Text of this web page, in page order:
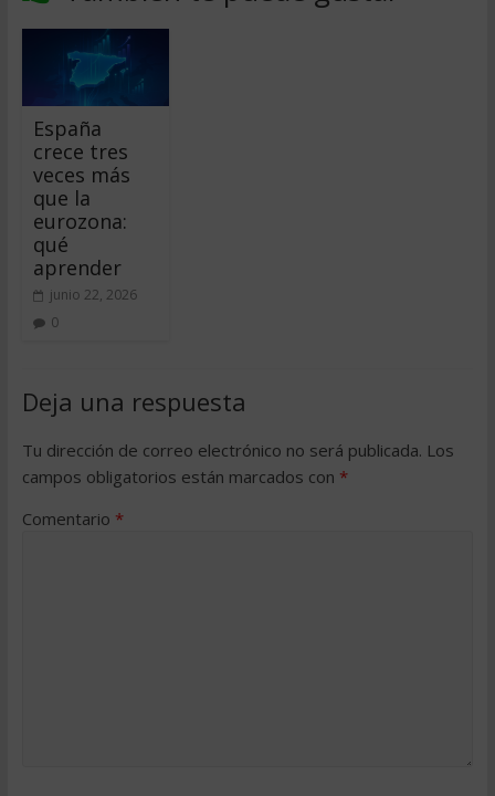
España
crece tres
veces más
que la
eurozona:
qué
aprender
junio 22, 2026
0
Deja una respuesta
Tu dirección de correo electrónico no será publicada. Los
campos obligatorios están marcados con *
Comentario *